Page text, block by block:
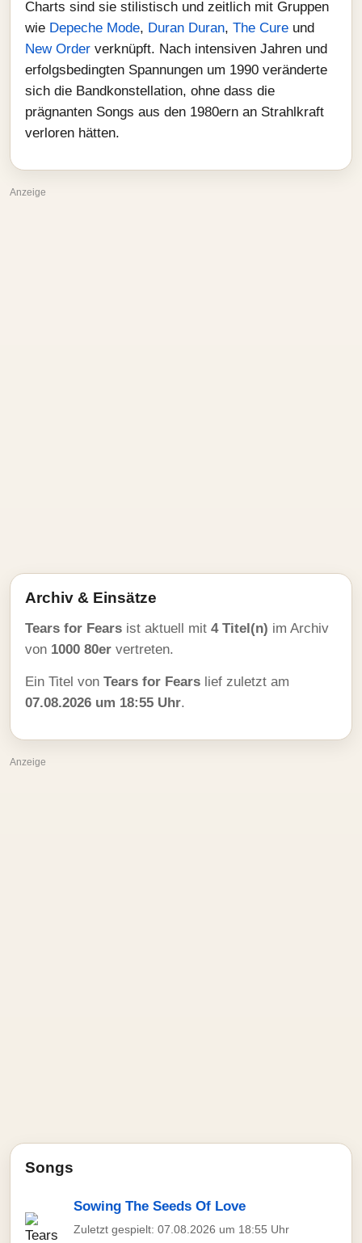
Charts sind sie stilistisch und zeitlich mit Gruppen
wie Depeche Mode, Duran Duran, The Cure und
New Order verknüpft. Nach intensiven Jahren und
erfolgsbedingten Spannungen um 1990 veränderte
sich die Bandkonstellation, ohne dass die
prägnanten Songs aus den 1980ern an Strahlkraft
verloren hätten.
Anzeige
Archiv & Einsätze
Tears for Fears ist aktuell mit 4 Titel(n) im Archiv
von 1000 80er vertreten.
Ein Titel von Tears for Fears lief zuletzt am
07.08.2026 um 18:55 Uhr.
Anzeige
Songs
Sowing The Seeds Of Love
Zuletzt gespielt: 07.08.2026 um 18:55 Uhr